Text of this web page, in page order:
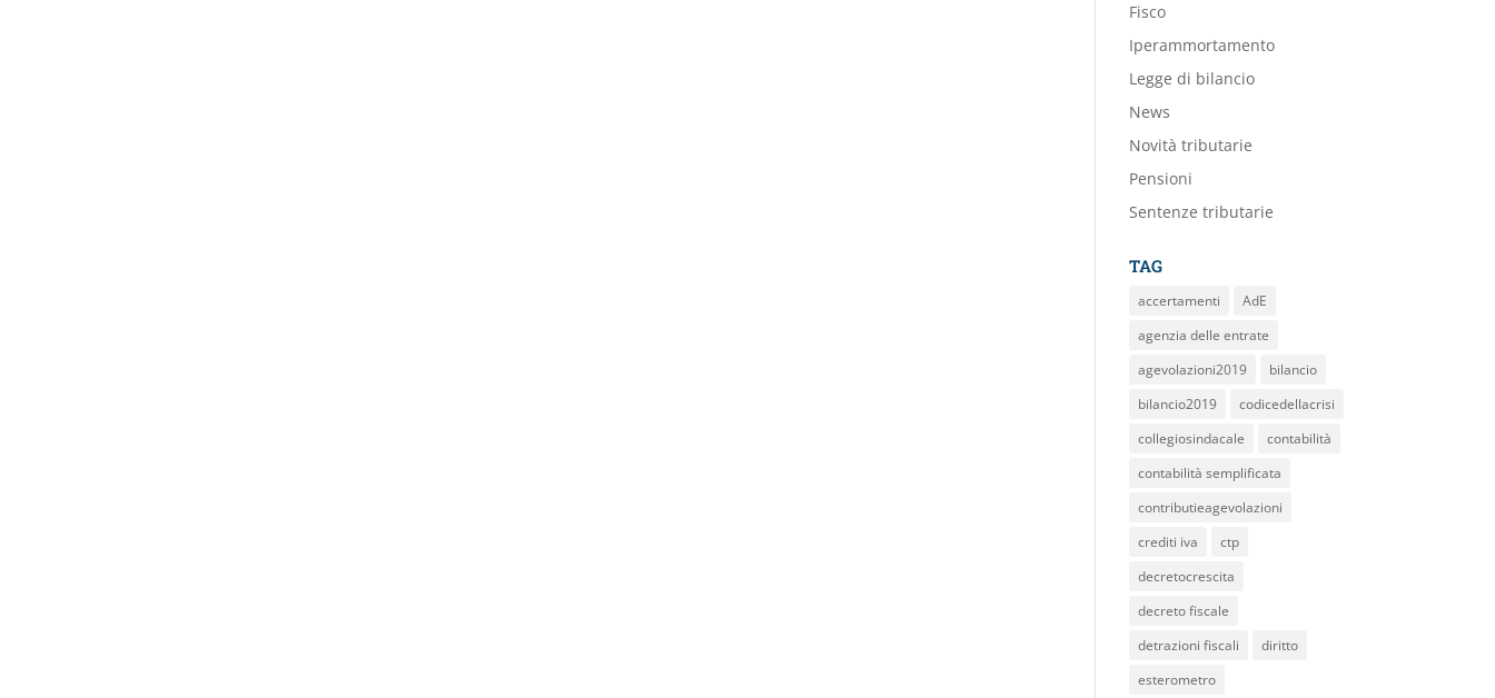
Fisco
Iperammortamento
Legge di bilancio
News
Novità tributarie
Pensioni
Sentenze tributarie
TAG
accertamenti
AdE
agenzia delle entrate
agevolazioni2019
bilancio
bilancio2019
codicedellacrisi
collegiosindacale
contabilità
contabilità semplificata
contributieagevolazioni
crediti iva
ctp
decretocrescita
decreto fiscale
detrazioni fiscali
diritto
esterometro